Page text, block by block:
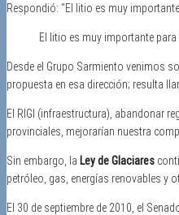
Respondió: “El litio es muy
El litio es muy importante
Desde el Grupo Sarmiento venimos
propuesta en esa dirección; resulta
El RIGI (infraestructura), abandonar
provinciales, mejorarían nuestra
Sin embargo, la Ley de Glaciares
petróleo, gas, energías renovables y
El 30 de septiembre de 2010, el